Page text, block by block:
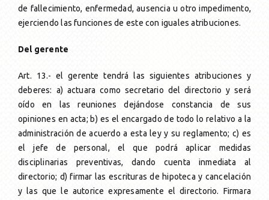
de fallecimiento, enfermedad, ausencia u otro impedimento,
ejerciendo las funciones de este con iguales atribuciones.
Del gerente
Art. 13.- el gerente tendrá las siguientes atribuciones y
deberes: a) actuara como secretario del directorio y será
oído en las reuniones dejándose constancia de sus
opiniones en acta; b) es el encargado de todo lo relativo a la
administración de acuerdo a esta ley y su reglamento; c) es
el jefe de personal, el que podrá aplicar medidas
disciplinarias preventivas, dando cuenta inmediata al
directorio; d) firmar las escrituras de hipoteca y cancelación
y las que le autorice expresamente el directorio. Firmara